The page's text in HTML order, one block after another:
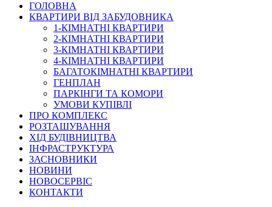
ГОЛОВНА
КВАРТИРИ ВІД ЗАБУДОВНИКА
1-КІМНАТНІ КВАРТИРИ
2-КІМНАТНІ КВАРТИРИ
3-КІМНАТНІ КВАРТИРИ
4-КІМНАТНІ КВАРТИРИ
БАГАТОКІМНАТНІ КВАРТИРИ
ГЕНПЛАН
ПАРКІНГИ ТА КОМОРИ
УМОВИ КУПІВЛІ
ПРО КОМПЛЕКС
РОЗТАШУВАННЯ
ХІД БУДІВНИЦТВА
ІНФРАСТРУКТУРА
ЗАСНОВНИКИ
НОВИНИ
НОВОСЕРВІС
КОНТАКТИ